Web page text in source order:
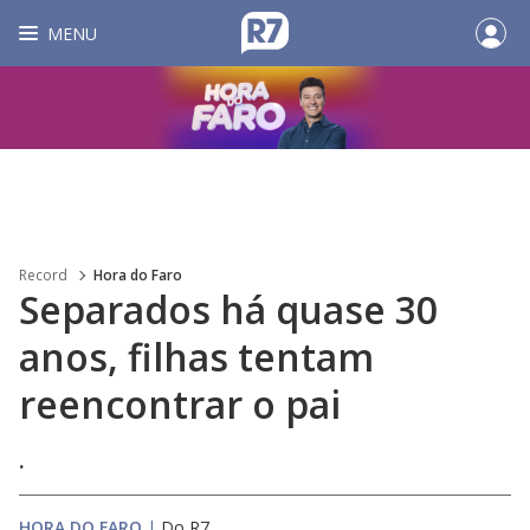
MENU
Record Hora do Faro
Separados há quase 30
anos, filhas tentam
reencontrar o pai
.